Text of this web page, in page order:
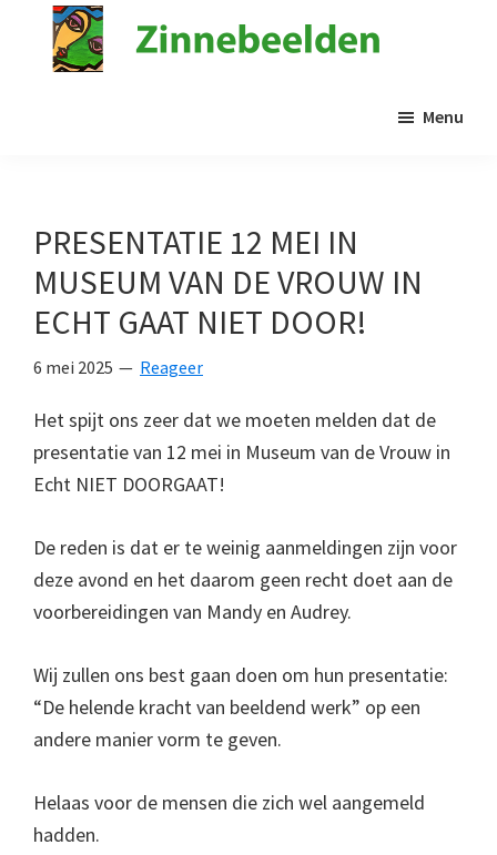
Menu
PRESENTATIE 12 MEI IN
MUSEUM VAN DE VROUW IN
ECHT GAAT NIET DOOR!
6 mei 2025 Reageer
Het spijt ons zeer dat we moeten melden dat de
presentatie van 12 mei in Museum van de Vrouw in
Echt NIET DOORGAAT!
De reden is dat er te weinig aanmeldingen zijn voor
deze avond en het daarom geen recht doet aan de
voorbereidingen van Mandy en Audrey.
Wij zullen ons best gaan doen om hun presentatie:
“De helende kracht van beeldend werk” op een
andere manier vorm te geven.
Helaas voor de mensen die zich wel aangemeld
hadden.